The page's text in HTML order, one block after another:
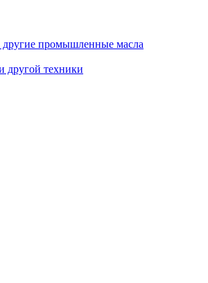
другие промышленные масла
другой техники